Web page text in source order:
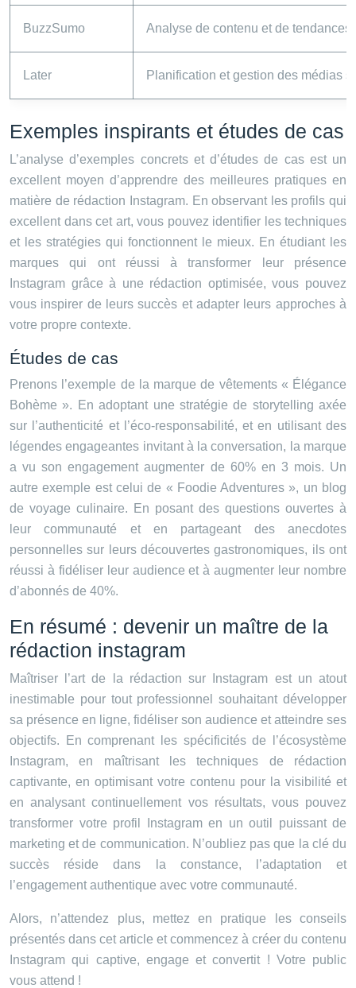
BuzzSumo Analyse de contenu et de tendances
Later Planification et gestion des médias
Exemples inspirants et études de cas
L’analyse d’exemples concrets et d’études de cas est un
excellent moyen d’apprendre des meilleures pratiques en
matière de rédaction Instagram. En observant les profils qui
excellent dans cet art, vous pouvez identifier les techniques
et les stratégies qui fonctionnent le mieux. En étudiant les
marques qui ont réussi à transformer leur présence
Instagram grâce à une rédaction optimisée, vous pouvez
vous inspirer de leurs succès et adapter leurs approches à
votre propre contexte.
Études de cas
Prenons l’exemple de la marque de vêtements « Élégance
Bohème ». En adoptant une stratégie de storytelling axée
sur l’authenticité et l’éco-responsabilité, et en utilisant des
légendes engageantes invitant à la conversation, la marque
a vu son engagement augmenter de 60% en 3 mois. Un
autre exemple est celui de « Foodie Adventures », un blog
de voyage culinaire. En posant des questions ouvertes à
leur communauté et en partageant des anecdotes
personnelles sur leurs découvertes gastronomiques, ils ont
réussi à fidéliser leur audience et à augmenter leur nombre
d’abonnés de 40%.
En résumé : devenir un maître de la
rédaction instagram
Maîtriser l’art de la rédaction sur Instagram est un atout
inestimable pour tout professionnel souhaitant développer
sa présence en ligne, fidéliser son audience et atteindre ses
objectifs. En comprenant les spécificités de l’écosystème
Instagram, en maîtrisant les techniques de rédaction
captivante, en optimisant votre contenu pour la visibilité et
en analysant continuellement vos résultats, vous pouvez
transformer votre profil Instagram en un outil puissant de
marketing et de communication. N’oubliez pas que la clé du
succès réside dans la constance, l’adaptation et
l’engagement authentique avec votre communauté.
Alors, n’attendez plus, mettez en pratique les conseils
présentés dans cet article et commencez à créer du contenu
Instagram qui captive, engage et convertit ! Votre public
vous attend !